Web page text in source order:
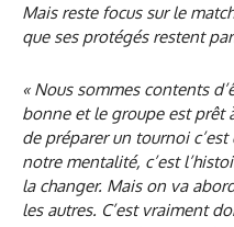
Mais reste focus sur le
que ses protégés restent
« Nous sommes contents
bonne et le groupe est prêt
de préparer un tournoi
notre mentalité, c’est
la changer. Mais on va
les autres. C’est vraiment